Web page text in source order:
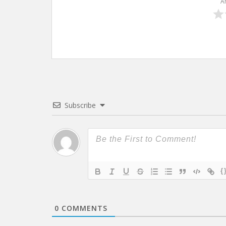
Subscribe
{}
0 COMMENTS